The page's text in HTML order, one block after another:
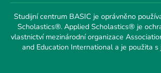
Studijní centrum BASIC je oprávněno
Scholastics®. Applied Scholastics® je
vlastnictví mezinárodní organizace
and Education International a je použita s